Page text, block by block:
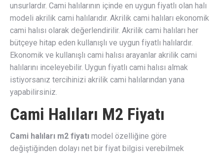
unsurlardır. Cami halılarının içinde en uygun fiyatlı olan halı
modeli akrilik cami halılarıdır. Akrilik cami halıları ekonomik
cami halısı olarak değerlendirilir. Akrilik cami halıları her
bütçeye hitap eden kullanışlı ve uygun fiyatlı halılardır.
Ekonomik ve kullanışlı cami halısı arayanlar akrilik cami
halılarını inceleyebilir. Uygun fiyatlı cami halısı almak
istiyorsanız tercihinizi akrilik cami halılarından yana
yapabilirsiniz.
Cami Halıları M2 Fiyatı
Cami halıları m2 fiyatı model özelliğine göre
değiştiğinden dolayı net bir fiyat bilgisi verebilmek